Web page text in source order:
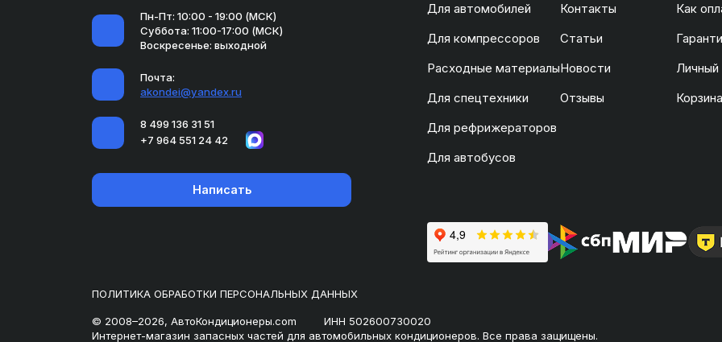
Пн-Пт: 10:00 - 19:00 (МСК)
Суббота: 11:00-17:00 (МСК)
Воскресенье: выходной
Почта:
akondei@yandex.ru
8 499 136 31 51
+7 964 551 24 42
Написать
Для автомобилей
Для компрессоров
Расходные материалы
Для спецтехники
Для рефрижераторов
Для автобусов
Контакты
Статьи
Новости
Отзывы
Как
Личный
Корзина
ПОЛИТИКА ОБРАБОТКИ ПЕРСОНАЛЬНЫХ ДАННЫХ
© 2008–2026, АвтоКондиционеры.com
ИНН 502600730020
Интернет-магазин запасных частей для автомобильных кондиционеров. Все права защищены.